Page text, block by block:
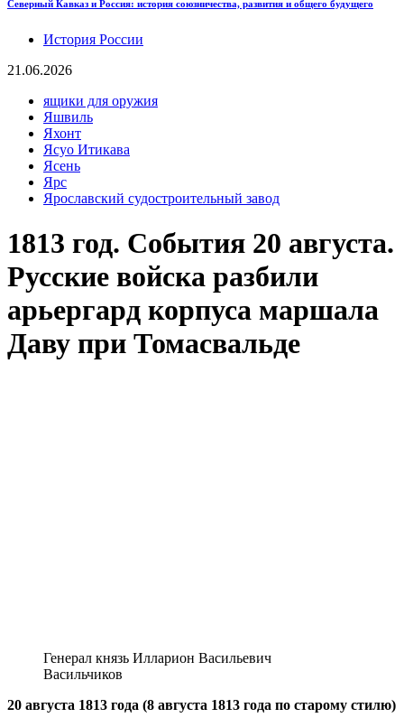
Северный Кавказ и Россия: история союзничества, развития и общего будущего
История России
21.06.2026
ящики для оружия
Яшвиль
Яхонт
Ясуо Итикава
Ясень
Ярс
Ярославский судостроительный завод
1813 год. События 20 августа.
Русские войска разбили
арьергард корпуса маршала
Даву при Томасвальде
Генерал князь Илларион Васильевич
Васильчиков
20 августа 1813 года (8 августа 1813 года по старому стилю)